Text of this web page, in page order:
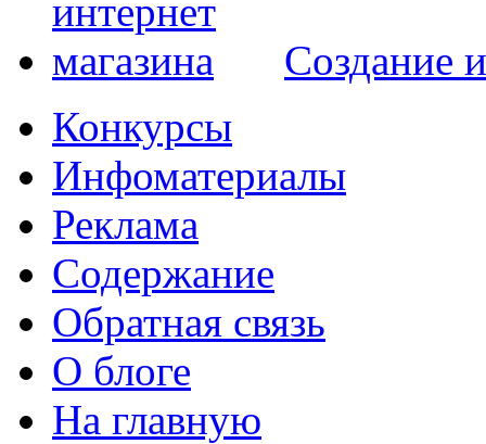
Создание
Конкурсы
Инфоматериалы
Реклама
Содержание
Обратная связь
О блоге
На главную